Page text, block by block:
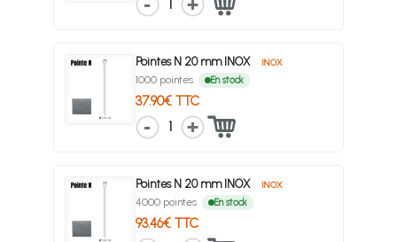
1
Pointes N 20 mm INOX INOX
1000 pointes En stock
37.90€ TTC
1
Pointes N 20 mm INOX INOX
4000 pointes En stock
93.46€ TTC